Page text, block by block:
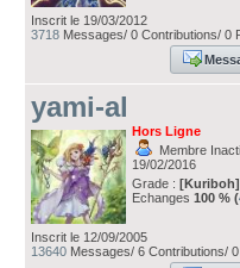
Inscrit le 19/03/2012
3718 Messages/ 0 Contributions/ 0
yami-al
Hors Ligne
Membre
19/02/2016
Grade : [Kuriboh]
Echanges 100 % (
Inscrit le 12/09/2005
13640 Messages/ 6 Contributions/